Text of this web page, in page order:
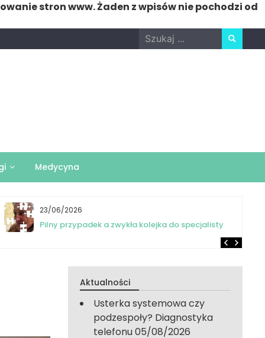
stron www. Żaden z wpisów nie pochodzi od
Search
for:
Medycyna
23/06/2026
Pilny przypadek a zwykła kolejka do specjalisty
Aktualności
Usterka systemowa czy
podzespoły? Diagnostyka
telefonu05/08/2026